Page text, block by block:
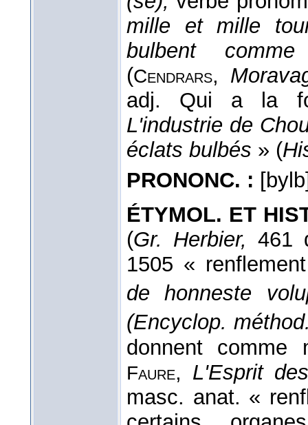
mille et mille
bulbent
(Cendrars,
adj. Qui a la
L'industrie de
éclats bulbés » (
PRONONC. :
ÉTYMOL. ET
(Gr. Herbier, 461
1505 «
de honneste
(Encyclop.
donnent
Faure, L'Esprit
masc. anat. «